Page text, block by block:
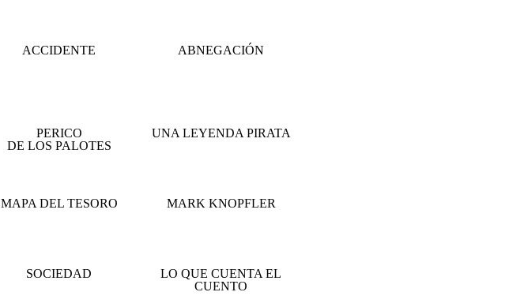
ACCIDENTE ABNEGACIÓN
PERICO
DE LOS PALOTES
UNA LEYENDA PIRATA
MAPA DEL TESORO MARK KNOPFLER
SOCIEDAD
LO QUE CUENTA EL
CUENTO